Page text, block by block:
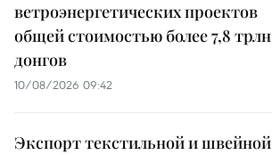
ветроэнергетических проектов
общей стоимостью более 7,8 трлн
донгов
10/08/2026 09:42
Экспорт текстильной и швейной